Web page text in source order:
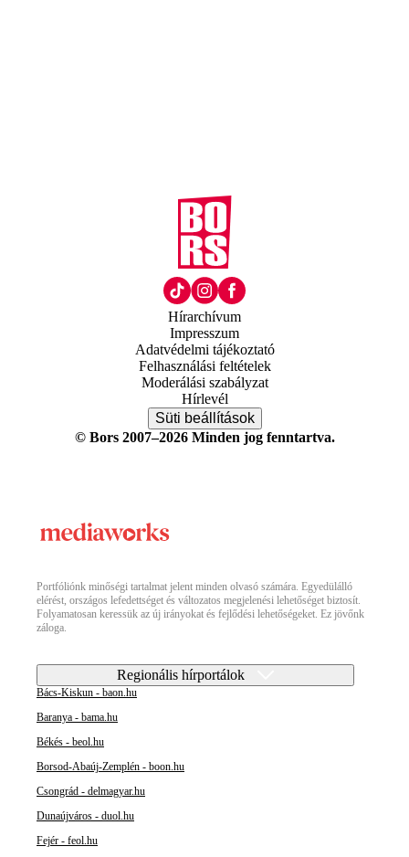
Hírarchívum
Impresszum
Adatvédelmi tájékoztató
Felhasználási feltételek
Moderálási szabályzat
Hírlevél
Süti beállítások
© Bors 2007–2026 Minden jog fenntartva.
Portfóliónk minőségi tartalmat jelent minden olvasó számára. Egyedülálló
elérést, országos lefedettséget és változatos megjelenési lehetőséget biztosít.
Folyamatosan keressük az új irányokat és fejlődési lehetőségeket. Ez jövőnk
záloga.
Regionális hírportálok
Bács-Kiskun - baon.hu
Baranya - bama.hu
Békés - beol.hu
Borsod-Abaúj-Zemplén - boon.hu
Csongrád - delmagyar.hu
Dunaújváros - duol.hu
Fejér - feol.hu